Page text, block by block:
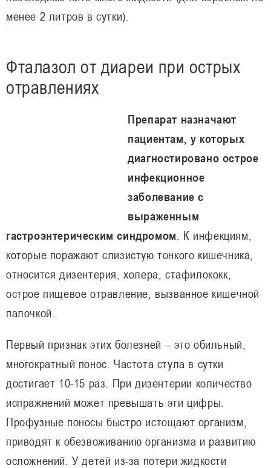
менее 2 литров в сутки).
Фталазол от диареи при острых
отравлениях
Препарат назначают
пациентам, у которых
диагностировано острое
инфекционное
заболевание с
выраженным
гастроэнтерическим синдромом . К инфекциям,
которые поражают слизистую тонкого кишечника,
относится дизентерия, холера, стафилококк,
острое пищевое отравление, вызванное кишечной
палочкой.
Первый признак этих болезней – это обильный,
многократный понос. Частота стула в сутки
достигает 10-15 раз. При дизентерии количество
испражнений может превышать эти цифры.
Профузные поносы быстро истощают организм,
приводят к обезвоживанию организма и развитию
осложнений. У детей из-за потери жидкости